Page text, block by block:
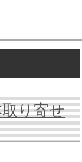
り寄せ